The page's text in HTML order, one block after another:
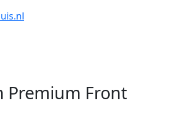
Premium Front